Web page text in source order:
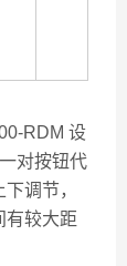
RDM 设
对按钮代
调节，
有较大距